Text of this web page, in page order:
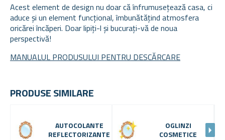
Acest element de design nu doar că înfrumusețează casa, ci
aduce și un element funcțional, îmbunătățind atmosfera
oricărei încăperi. Doar lipiți-l și bucurați-vă de noua
perspectivă!
MANUALUL PRODUSULUI PENTRU DESCĂRCARE
PRODUSE SIMILARE
AUTOCOLANTE
REFLECTORIZANTE
OGLINZI
COSMETICE